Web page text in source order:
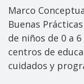
Marco
Buenas
de niños de 0 a
centros de
cuidados y